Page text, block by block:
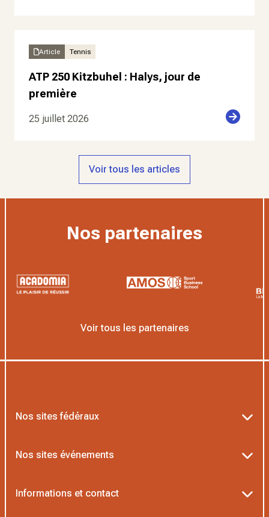
Article Tennis
ATP 250 Kitzbuhel : Halys, jour de
première
25 juillet 2026
Voir tous les articles
Nos partenaires
Voir tous les partenaires
Nos sites fédéraux
Nos sites événements
Informations et contact